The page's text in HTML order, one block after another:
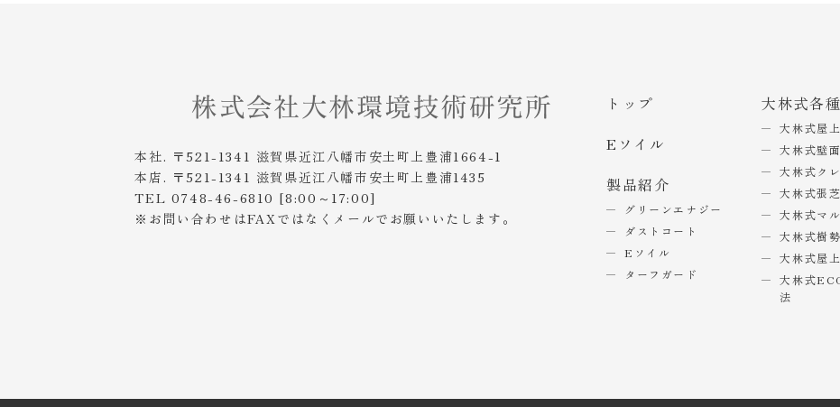
本社. 〒521-1341 滋賀県近江八幡市安土町上豊浦1664-1
本店. 〒521-1341 滋賀県近江八幡市安土町上豊浦1435
TEL 0748-46-6810 [8:00～17:00]
※お問い合わせはFAXではなくメールでお願いいたします。
トップ
Eソイル
製品紹介
グリーンエナジー
ダストコート
Eソイル
ターフガード
大林式各
大林式屋
大林式壁
大林式ク
大林式張
大林式マ
大林式樹
大林式屋
大林式
法